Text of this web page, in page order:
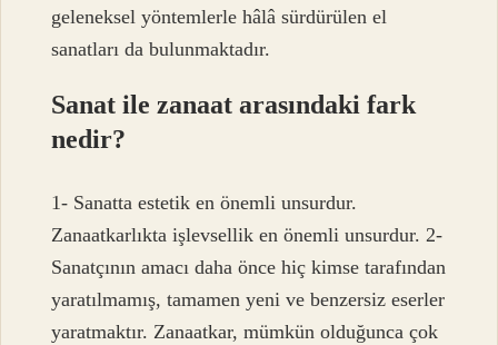
geleneksel yöntemlerle hâlâ sürdürülen el
sanatları da bulunmaktadır.
Sanat ile zanaat arasındaki fark
nedir?
1- Sanatta estetik en önemli unsurdur.
Zanaatkarlıkta işlevsellik en önemli unsurdur. 2-
Sanatçının amacı daha önce hiç kimse tarafından
yaratılmamış, tamamen yeni ve benzersiz eserler
yaratmaktır. Zanaatkar, mümkün olduğunca çok